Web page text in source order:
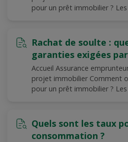
pour un prêt immobilier ?
Rachat de soulte :
garanties exigées
Accueil Assurance
projet immobilier Comment
pour un prêt immobilier ?
Quels sont les taux
consommation ?